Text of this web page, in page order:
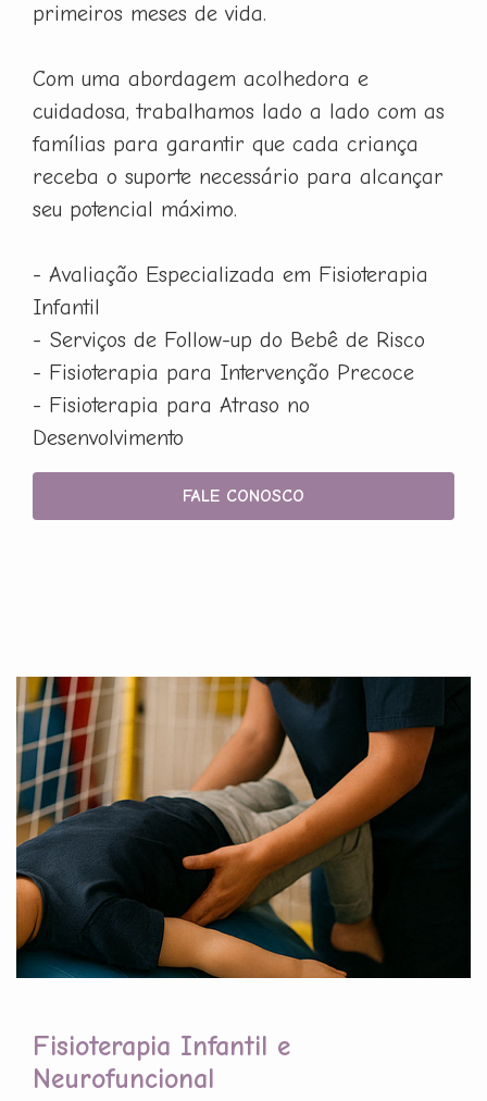
primeiros meses de vida.
Com uma abordagem acolhedora e
cuidadosa, trabalhamos lado a lado com as
famílias para garantir que cada criança
receba o suporte necessário para alcançar
seu potencial máximo.
- Avaliação Especializada em Fisioterapia
Infantil
- Serviços de Follow-up do Bebê de Risco
- Fisioterapia para Intervenção Precoce
- Fisioterapia para Atraso no
Desenvolvimento
FALE CONOSCO
Fisioterapia Infantil e
Neurofuncional